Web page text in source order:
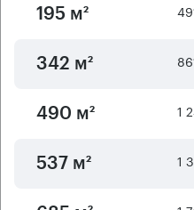
195 м²
342 м²
490 м² 1
537 м² 1